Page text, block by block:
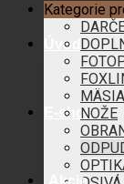
Úvod
E-shop
Akcie
Kategorie
NOŽE